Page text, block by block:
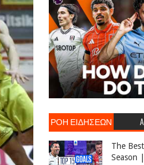
ΡΟΗ ΕΙΔΗΣΕΩΝ
The
Season